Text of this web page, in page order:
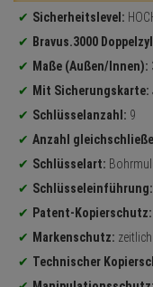
Produktinformationen
Sicherheitslevel:
Bravus.3000
Maße (Außen/Innen):
Mit Sicherungskarte:
Schlüsselanzahl: 9
Anzahl
Schlüsselart:
Schlüsseleinführung:
Patent-Kopierschutz:
Markenschutz:
Technischer